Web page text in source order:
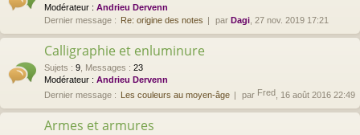
Modérateur : Andrieu Dervenn
Dernier message : Re: origine des notes par Dagi , 27 nov. 2019 17:21
Calligraphie et enluminure
Sujets : 9 Messages : 23
Modérateur : Andrieu Dervenn
Dernier message : Les couleurs au moyen-âge par Fred , 16 août 2016 22:49
Armes et armures